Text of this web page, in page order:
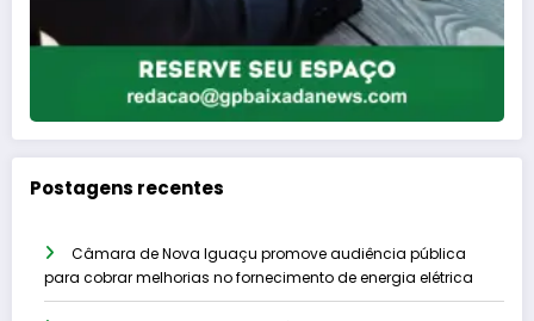
Postagens recentes
Câmara de Nova Iguaçu promove audiência pública
para cobrar melhorias no fornecimento de energia elétrica